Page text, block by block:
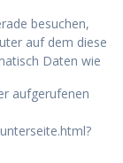
besuchen,
auf dem diese
Daten wie
aufgerufenen